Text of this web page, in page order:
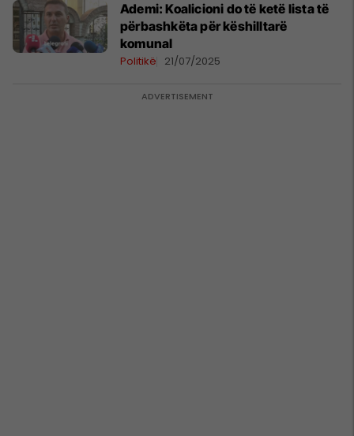
Ademi: Koalicioni do të ketë lista të
përbashkëta për këshilltarë
komunal
Politikë 21/07/2025